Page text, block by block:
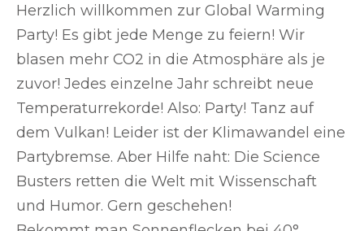
Herzlich willkommen zur Global Warming
Party! Es gibt jede Menge zu feiern! Wir
blasen mehr CO2 in die Atmosphäre als je
zuvor! Jedes einzelne Jahr schreibt neue
Temperaturrekorde! Also: Party! Tanz auf
dem Vulkan! Leider ist der Klimawandel eine
Partybremse. Aber Hilfe naht: Die Science
Busters retten die Welt mit Wissenschaft
und Humor. Gern geschehen!